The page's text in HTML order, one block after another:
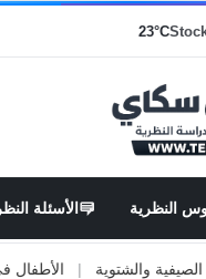
23°C
النظرية الأسئلة
والشتوية | الأطفال في